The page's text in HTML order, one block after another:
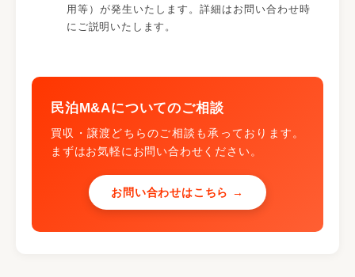
用等）が発生いたします。詳細はお問い合わせ時
にご説明いたします。
民泊M&Aについてのご相談
買収・譲渡どちらのご相談も承っております。
まずはお気軽にお問い合わせください。
お問い合わせはこちら →